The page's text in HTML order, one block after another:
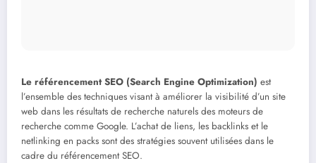
Le référencement SEO (Search Engine Optimization) est
l’ensemble des techniques visant à améliorer la visibilité d’un site
web dans les résultats de recherche naturels des moteurs de
recherche comme Google. L’achat de liens, les backlinks et le
netlinking en packs sont des stratégies souvent utilisées dans le
cadre du référencement SEO.